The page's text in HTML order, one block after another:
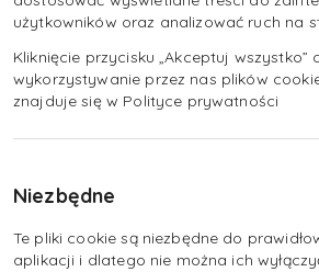
kulturowej, jak również z powodu
zagrożenia utraty życia lub
zamustrowania na statku).
użytkowników oraz analizować ruch na
Kliknięcie przycisku „Akceptuj wszystko”
wykorzystywanie przez nas plików
znajduje się w Polityce prywatności
Niezbędne
Te pliki cookie są niezbędne do
aplikacji i dlatego nie można ich